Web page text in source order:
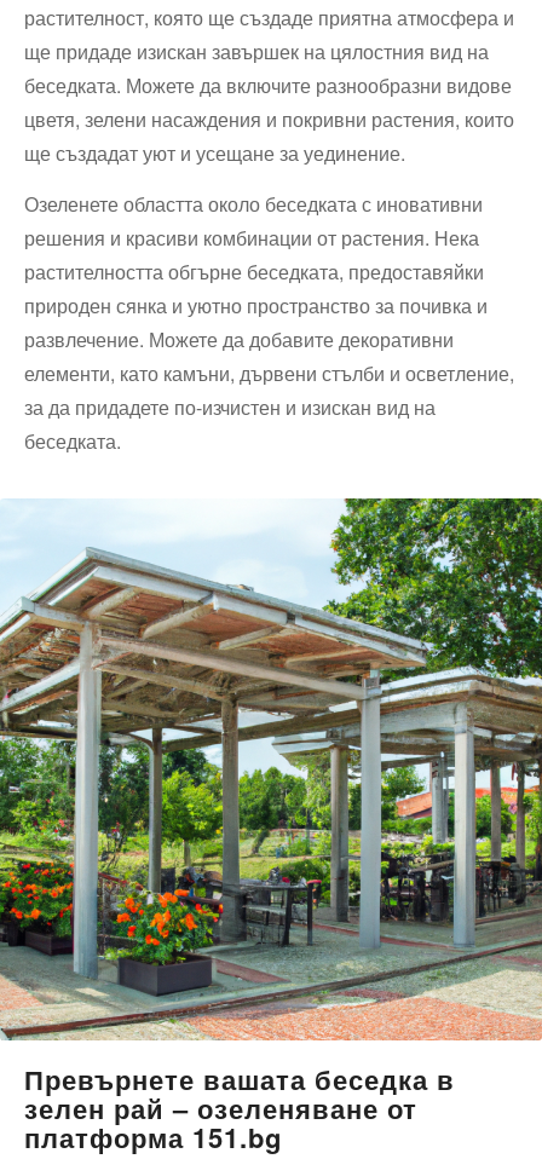
растителност, която ще създаде приятна атмосфера и
ще придаде изискан завършек на цялостния вид на
беседката. Можете да включите разнообразни видове
цветя, зелени насаждения и покривни растения, които
ще създадат уют и усещане за уединение.
Озеленете областта около беседката с иновативни
решения и красиви комбинации от растения. Нека
растителността обгърне беседката, предоставяйки
природен сянка и уютно пространство за почивка и
развлечение. Можете да добавите декоративни
елементи, като камъни, дървени стълби и осветление,
за да придадете по-изчистен и изискан вид на
беседката.
Превърнете вашата беседка в
зелен рай – озеленяване от
платформа 151.bg